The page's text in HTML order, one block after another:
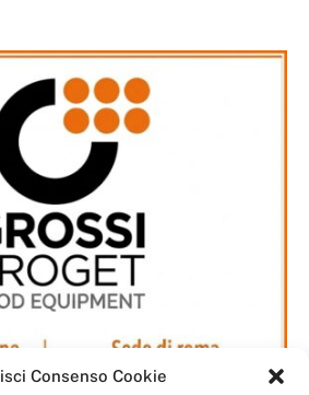
Consenso Cookie